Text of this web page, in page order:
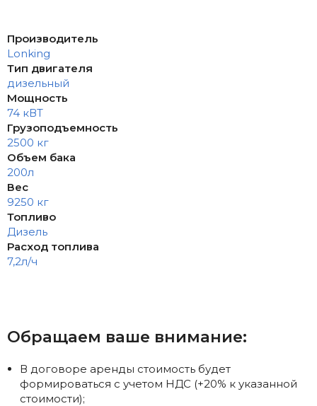
Производитель
Lonking
Тип двигателя
дизельный
Мощность
74 кВТ
Грузоподъемность
2500 кг
Объем бака
200л
Вес
9250 кг
Топливо
Дизель
Расход топлива
7,2л/ч
Обращаем ваше внимание:
В договоре аренды стоимость будет
формироваться с учетом НДС (+20% к указанной
стоимости);